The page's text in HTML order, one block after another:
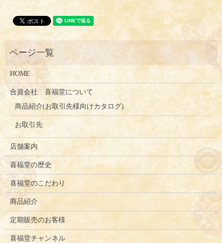
HOME
合資会社 喜福堂について
商品紹介(お取引先様向けカタログ)
お取引先
店舗案内
喜福堂の歴史
喜福堂のこだわり
商品紹介
定期販売のお客様
喜福堂チャンネル